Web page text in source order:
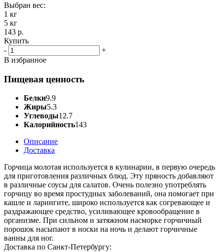
Выбран вес:
1 кг
5 кг
143 р.
Купить
-
+
В избранное
Пищевая ценность
Белки9.9
Жиры5.3
Углеводы12.7
Калорийность143
Описание
Доставка
Горчица молотая используется в кулинарии, в первую очередь
для приготовления различных блюд. Эту пряность добавляют
в различные соусы для салатов. Очень полезно употреблять
горчицу во время простудных заболеваний, она помогает при
кашле и ларингите, широко используется как согревающее и
раздражающее средство, усиливающее кровообращение в
организме. При сильном и затяжном насморке горчичный
порошок насыпают в носки на ночь и делают горчичные
ванны для ног.
Доставка по Санкт-Петербургу: